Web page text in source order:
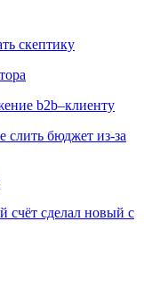
скептику
b2b–клиенту
слить бюджет из-за
счёт сделал новый с